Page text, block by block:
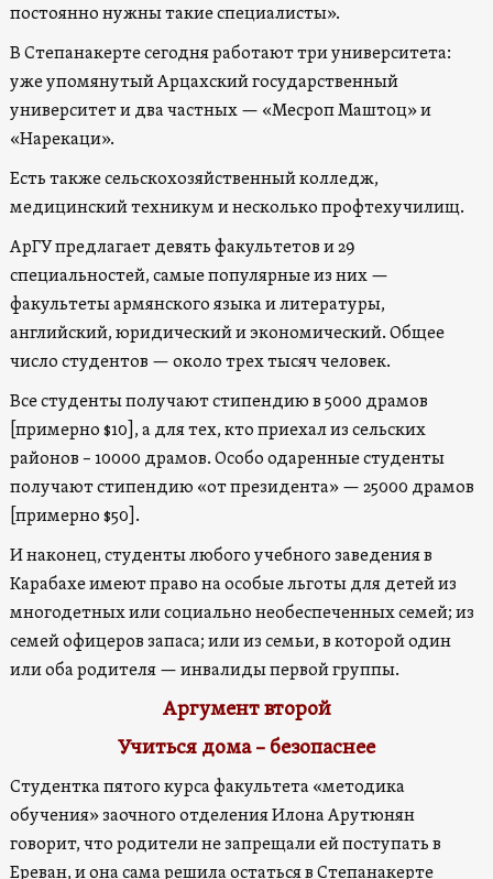
постоянно нужны такие специалисты».
В Степанакерте сегодня работают три университета:
уже упомянутый Арцахский государственный
университет и два частных — «Месроп Маштоц» и
«Нарекаци».
Есть также сельскохозяйственный колледж,
медицинский техникум и несколько профтехучилищ.
АрГУ предлагает девять факультетов и 29
специальностей, самые популярные из них —
факультеты армянского языка и литературы,
английский, юридический и экономический. Общее
число студентов — около трех тысяч человек.
Все студенты получают стипендию в 5000 драмов
[примерно $10], а для тех, кто приехал из сельских
районов – 10000 драмов. Особо одаренные студенты
получают стипендию «от президента» — 25000 драмов
[примерно $50].
И наконец, студенты любого учебного заведения в
Карабахе имеют право на особые льготы для детей из
многодетных или социально необеспеченных семей; из
семей офицеров запаса; или из семьи, в которой один
или оба родителя — инвалиды первой группы.
Аргумент второй
Учиться дома – безопаснее
Студентка пятого курса факультета «методика
обучения» заочного отделения Илона Арутюнян
говорит, что родители не запрещали ей поступать в
Ереван, и она сама решила остаться в Степанакерте